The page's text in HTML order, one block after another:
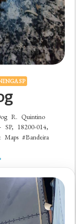
SP
R. Quintino
18200-014,
#Bandeira